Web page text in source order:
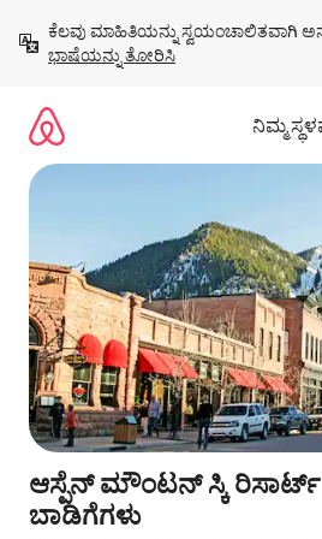
ಹೋಗಿ
ಕೆಲವು ಮಾಹಿತಿಯನ್ನು ಸ್ವಯಂಚಾಲಿತವಾಗಿ
ಭಾಷೆಯನ್ನು ತೋರಿಸಿ
ನಿಮ್ಮ
ಆಸ್ಪೆನ್ ಮೌಂಟನ್ ಸ್ಕಿ
ಬಾಡಿಗೆಗಳು